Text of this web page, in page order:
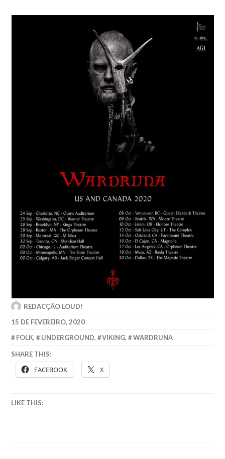
REDACÇÃO LOUD!
15 DE FEVEREIRO, 2020
FOLK, UNDERGROUND, VIKING, WARDRUNA
SHARE THIS:
FACEBOOK X
LIKE THIS: